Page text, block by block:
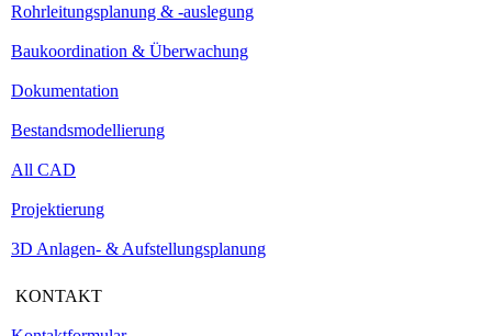
Rohrleitungsplanung & -auslegung
Baukoordination & Überwachung
Dokumentation
Bestandsmodellierung
All CAD
Projektierung
3D Anlagen- & Aufstellungsplanung
KONTAKT